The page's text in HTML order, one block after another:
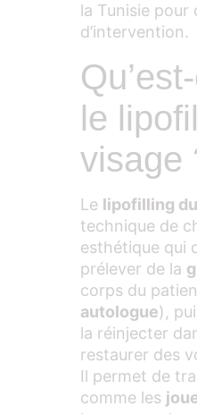
la Tunisie pour
d’intervention.
le
visage
Le lipofilling
technique de
esthétique qui
prélever de la
corps du
autologue),
la réinjecter
restaurer des
Il permet de
comme les